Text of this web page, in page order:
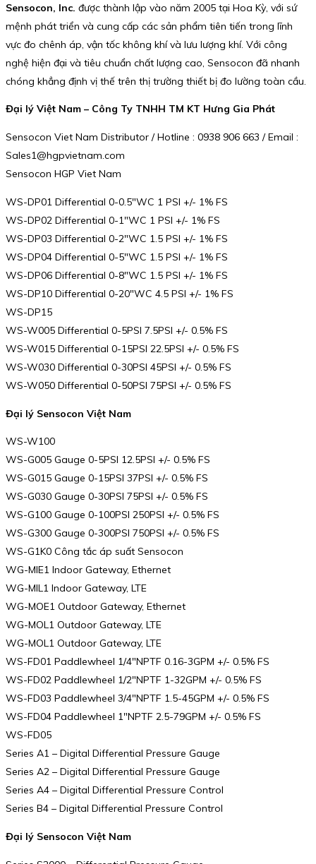
Sensocon, Inc. được thành lập vào năm 2005 tại Hoa Kỳ, với sứ
mệnh phát triển và cung cấp các sản phẩm tiên tiến trong lĩnh
vực đo chênh áp, vận tốc không khí và lưu lượng khí. Với công
nghệ hiện đại và tiêu chuẩn chất lượng cao, Sensocon đã nhanh
chóng khẳng định vị thế trên thị trường thiết bị đo lường toàn cầu.
Đại lý Việt Nam – Công Ty TNHH TM KT Hưng Gia Phát
Sensocon Viet Nam Distributor / Hotline : 0938 906 663 / Email :
Sales1@hgpvietnam.com
Sensocon HGP Viet Nam
WS-DP01 Differential 0-0.5″WC 1 PSI +/- 1% FS
WS-DP02 Differential 0-1″WC 1 PSI +/- 1% FS
WS-DP03 Differential 0-2″WC 1.5 PSI +/- 1% FS
WS-DP04 Differential 0-5″WC 1.5 PSI +/- 1% FS
WS-DP06 Differential 0-8″WC 1.5 PSI +/- 1% FS
WS-DP10 Differential 0-20″WC 4.5 PSI +/- 1% FS
WS-DP15
WS-W005 Differential 0-5PSI 7.5PSI +/- 0.5% FS
WS-W015 Differential 0-15PSI 22.5PSI +/- 0.5% FS
WS-W030 Differential 0-30PSI 45PSI +/- 0.5% FS
WS-W050 Differential 0-50PSI 75PSI +/- 0.5% FS
Đại lý Sensocon Việt Nam
WS-W100
WS-G005 Gauge 0-5PSI 12.5PSI +/- 0.5% FS
WS-G015 Gauge 0-15PSI 37PSI +/- 0.5% FS
WS-G030 Gauge 0-30PSI 75PSI +/- 0.5% FS
WS-G100 Gauge 0-100PSI 250PSI +/- 0.5% FS
WS-G300 Gauge 0-300PSI 750PSI +/- 0.5% FS
WS-G1K0 Công tắc áp suất Sensocon
WG-MIE1 Indoor Gateway, Ethernet
WG-MIL1 Indoor Gateway, LTE
WG-MOE1 Outdoor Gateway, Ethernet
WG-MOL1 Outdoor Gateway, LTE
WG-MOL1 Outdoor Gateway, LTE
WS-FD01 Paddlewheel 1/4″NPTF 0.16-3GPM +/- 0.5% FS
WS-FD02 Paddlewheel 1/2″NPTF 1-32GPM +/- 0.5% FS
WS-FD03 Paddlewheel 3/4″NPTF 1.5-45GPM +/- 0.5% FS
WS-FD04 Paddlewheel 1″NPTF 2.5-79GPM +/- 0.5% FS
WS-FD05
Series A1 – Digital Differential Pressure Gauge
Series A2 – Digital Differential Pressure Gauge
Series A4 – Digital Differential Pressure Control
Series B4 – Digital Differential Pressure Control
Đại lý Sensocon Việt Nam